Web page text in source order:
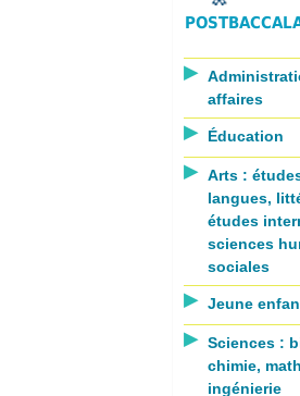
affaires
Éducation
Arts :
langues,
études
sciences
sociales
Jeune
Sciences :
chimie,
ingénierie